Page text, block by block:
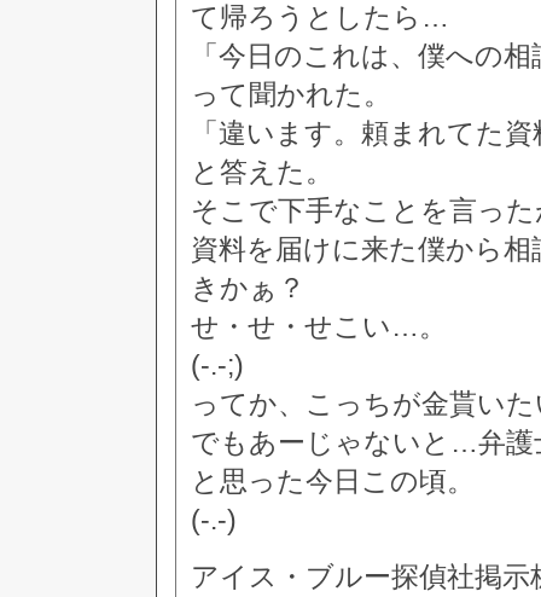
て帰ろうとしたら…
「今日のこれは、僕への相
って聞かれた。
「違います。頼まれてた
と答えた。
そこで下手なことを言っ
資料を届けに来た僕から
きかぁ？
せ・せ・せこい…。
(-.-;)
ってか、こっちが金貰い
でもあーじゃないと…弁
と思った今日この頃。
(-.-)
アイス・ブルー探偵社掲